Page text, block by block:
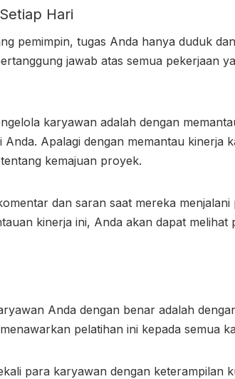
Hari
pemimpin, tugas Anda hanya duduk
jawab atas semua pekerjaan
karyawan adalah dengan
Apalagi dengan memantau kinerja
kemajuan proyek.
dan saran saat mereka
kinerja ini, Anda akan dapat
Anda dengan benar adalah
pelatihan ini kepada semua
para karyawan dengan keterampilan